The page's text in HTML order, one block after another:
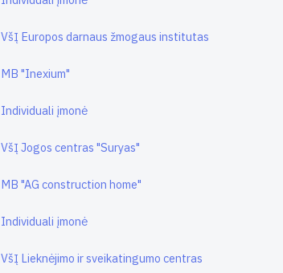
VšĮ Europos darnaus žmogaus institutas
MB "Inexium"
Individuali įmonė
VšĮ Jogos centras "Suryas"
MB "AG construction home"
Individuali įmonė
VšĮ Lieknėjimo ir sveikatingumo centras